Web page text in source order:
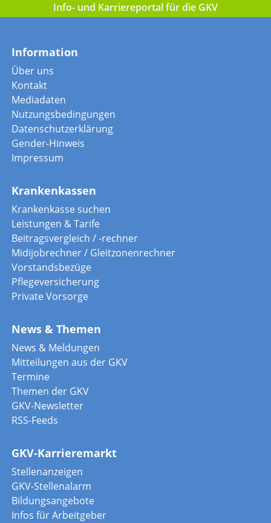
Info- und Karriereportal für die GKV
Information
Über uns
Kontakt
Mediadaten
Nutzungsbedingungen
Datenschutzerklärung
Gender-Hinweis
Impressum
Krankenkassen
Krankenkasse suchen
Leistungen & Tarife
Beitragsvergleich / -rechner
Midijobrechner / Gleitzonenrechner
Vorstandsbezüge
Pflegeversicherung
Private Vorsorge
News & Themen
News & Meldungen
Mitteilungen aus der GKV
Termine
Themen der GKV
GKV-Newsletter
RSS-Feeds
GKV-Karrieremarkt
Stellenanzeigen
GKV-Stellenalarm
Bildungsangebote
Infos für Arbeitgeber